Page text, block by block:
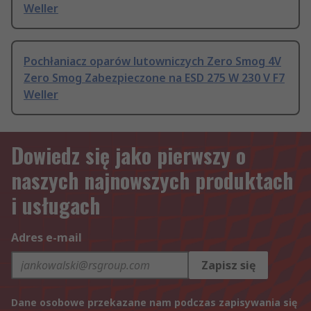
Weller
Pochłaniacz oparów lutowniczych Zero Smog 4V
Zero Smog Zabezpieczone na ESD 275 W 230 V F7
Weller
Dowiedz się jako pierwszy o
naszych najnowszych produktach
i usługach
Adres e-mail
Zapisz się
Dane osobowe przekazane nam podczas zapisywania się